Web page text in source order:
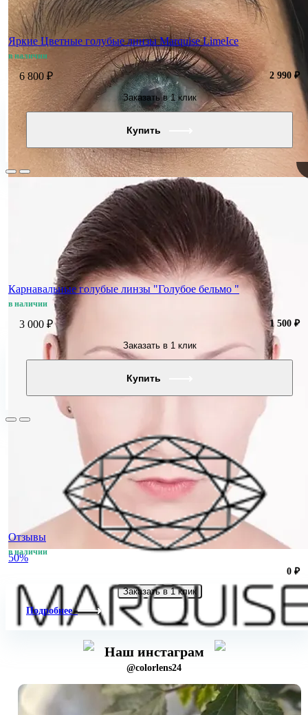
Яркие Цветные голубые линзы Marquise LimeIce
в наличии
6 800 ₽ 2 990 ₽
Заказать в 1 клик
50%
Карнавальные голубые линзы "Голубое бельмо "
в наличии
3 000 ₽ 1 500 ₽
Заказать в 1 клик
Отзывы
в наличии
0 ₽
Заказать в 1 клик
Подробнее
Наш инстаграм
@colorlens24